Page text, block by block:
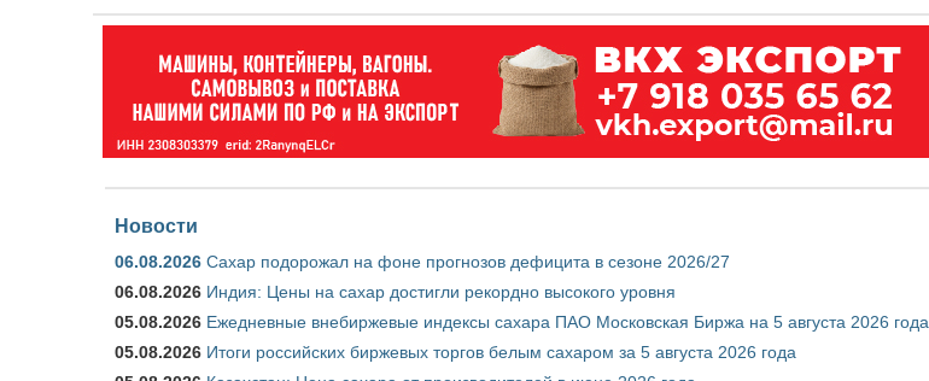
Новости
06.08.2026 Сахар подорожал на фоне прогнозов дефицита в сезоне 2026/27
06.08.2026 Индия: Цены на сахар достигли рекордно высокого уровня
05.08.2026 Ежедневные внебиржевые индексы сахара ПАО Московская Биржа на 5 августа 2026 года
05.08.2026 Итоги российских биржевых торгов белым сахаром за 5 августа 2026 года